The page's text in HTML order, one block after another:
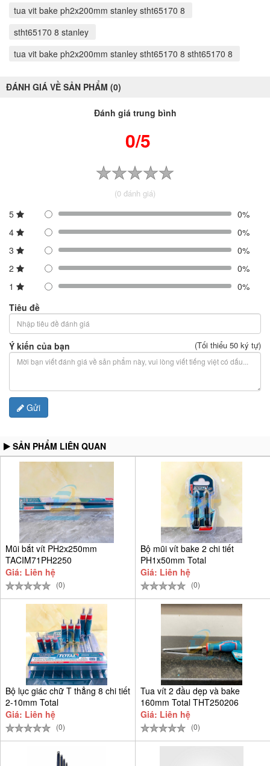
tua vit bake ph2x200mm stanley stht65170 8
stht65170 8 stanley
tua vit bake ph2x200mm stanley stht65170 8 stht65170 8
ĐÁNH GIÁ VỀ SẢN PHẨM (0)
Đánh giá trung bình
0/5
(0 đánh giá)
5
0%
4
0%
3
0%
2
0%
1
0%
Tiêu đề
Ý kiến của bạn (Tối thiểu 50 ký tự)
Gửi
SẢN PHẨM LIÊN QUAN
Mũi bắt vít PH2x250mm
TACIM71PH2250
Giá: Liên hệ
(0)
Bộ mũi vít bake 2 chi tiết
PH1x50mm Total
TACIM71PH150
Giá: Liên hệ
(0)
Bộ lục giác chữ T thẳng 8 chi tiết
2-10mm Total
Giá: Liên hệ
(0)
Tua vít 2 đầu dẹp và bake
160mm Total THT250206
Giá: Liên hệ
(0)